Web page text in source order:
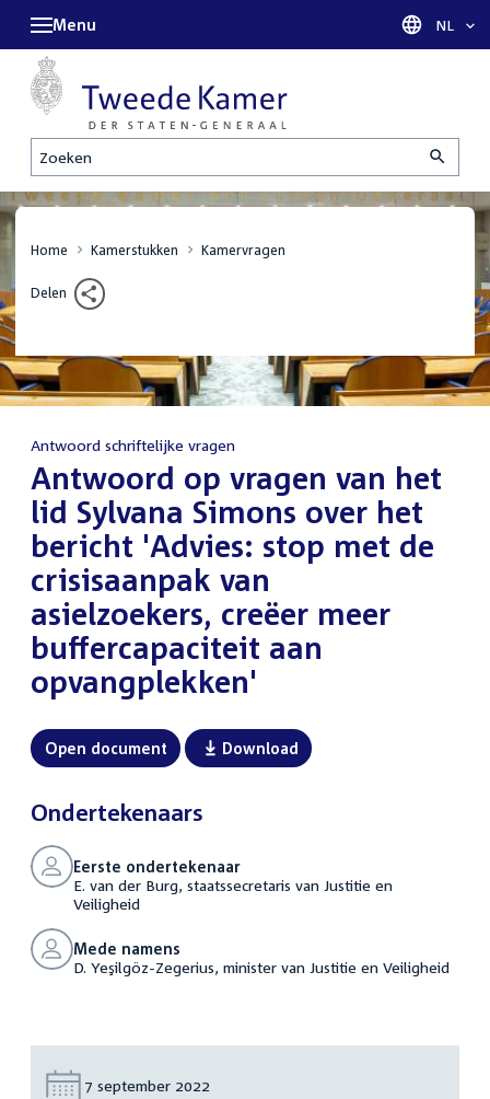
Zoeken
Menu Taal
NL
Home Kamerstukken Kamervragen
Delen
Antwoord schriftelijke vragen
Antwoord op vragen van het
lid Sylvana Simons over het
bericht 'Advies: stop met de
crisisaanpak van
asielzoekers, creëer meer
buffercapaciteit aan
opvangplekken'
Open document Download
Ondertekenaars
Eerste ondertekenaar
E. van der Burg, staatssecretaris van Justitie en
Veiligheid
Mede namens
D. Yeşilgöz-Zegerius, minister van Justitie en Veiligheid
Datum:
7 september 2022